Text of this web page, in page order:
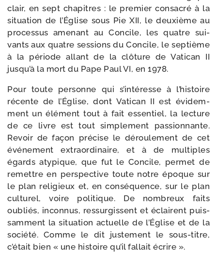
clair, en sept cha­pitres : le pre­mier consa­cré à la
situa­tion de l’Église sous Pie XII, le deuxième au
pro­ces­sus ame­nant au Concile, les quatre sui­
vants aux quatre ses­sions du Concile, le sep­tième
à la période allant de la clô­ture de Vatican II
jusqu’à la mort du Pape Paul VI, en 1978.
Pour toute per­sonne qui s’intéresse à l’histoire
récente de l’Église, dont Vatican II est évi­dem­
ment un élé­ment tout à fait essen­tiel, la lec­ture
de ce livre est tout sim­ple­ment pas­sion­nante.
Revoir de façon pré­cise le dérou­le­ment de cet
évé­ne­ment extra­or­di­naire, et à de mul­tiples
égards aty­pique, que fut le Concile, per­met de
remettre en pers­pec­tive toute notre époque sur
le plan reli­gieux et, en consé­quence, sur le plan
cultu­rel, voire poli­tique. De nom­breux faits
oubliés, incon­nus, res­sur­gissent et éclairent puis­
sam­ment la situa­tion actuelle de l’Église et de la
socié­té. Comme le dit jus­te­ment le sous-​titre,
c’était bien « une his­toire qu’il fal­lait écrire ».